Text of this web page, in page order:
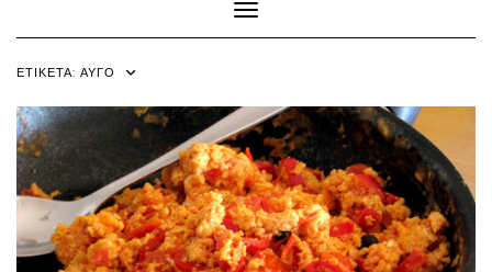
Toggle Navigation
ΕΤΙΚΈΤΑ: ΑΥΓΌ